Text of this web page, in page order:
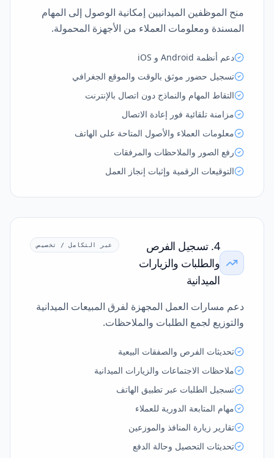
منح الموظفين الميدانيين إمكانية الوصول إلى المهام
المسندة ومعلومات العملاء من الأجهزة المحمولة.
دعم أنظمة Android و iOS
تسجيل حضور موثق بالوقت والموقع الجغرافي
التقاط المهام والنماذج دون اتصال بالإنترنت
مزامنة تلقائية فور إعادة الاتصال
معلومات العملاء والأصول المتاحة على الهاتف
رفع الصور والملاحظات والمرفقات
التوقيعات الرقمية وإثبات إنجاز العمل
4. تسجيل الفرص
والطلبات والزيارات
الميدانية
عبر التكامل / تخصيص
دعم مسارات العمل المجهزة لفرق المبيعات الميدانية
والتوزيع لجمع الطلبات والملاحظات.
تحديثات الفرص والصفقات البيعية
ملاحظات الاجتماعات والزيارات الميدانية
تسجيل الطلبات عبر تطبيق الهاتف
مهام المتابعة الدورية للعملاء
تقارير زيارة المنافذ والموزعين
تحديثات التحصيل وحالة الدفع